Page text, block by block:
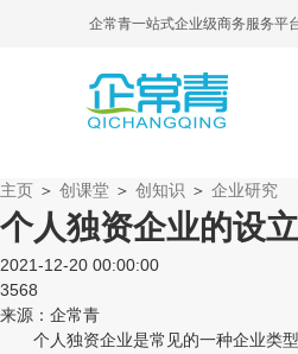
企常青一站式企业级商务服务平
主页 ＞ 创课堂 ＞ 创知识 ＞ 企业研究
个人独资企业的设
2021-12-20 00:00:00
3568
来源：企常青
个人独资企业是常见的一种企业类型